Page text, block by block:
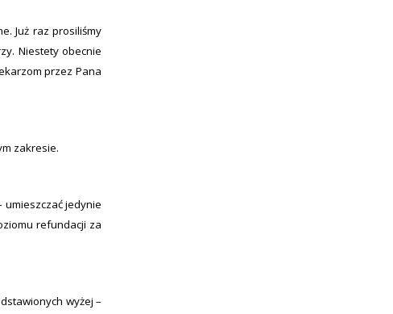
Już raz prosiliśmy
Niestety obecnie
przez Pana
zakresie.
jedynie
refundacji za
wyżej –